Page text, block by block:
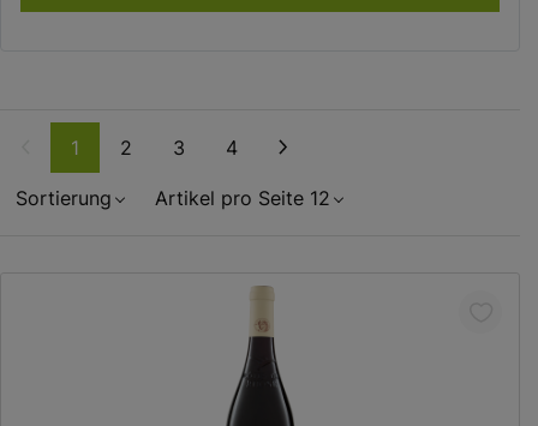
1 2 3 4
Sortierung Artikel pro Seite 12